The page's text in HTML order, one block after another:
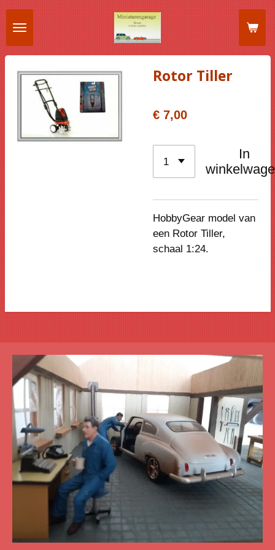
Ga
direct
naar
de
hoofdinhoud
Rotor Tiller
€ 7,00
In
HobbyGear model van
een Rotor Tiller,
schaal 1:24.